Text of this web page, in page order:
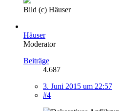
Bild (c) Häuser
Häuser
Moderator
Beiträge
4.687
3. Juni 2015 um 22:57
#4